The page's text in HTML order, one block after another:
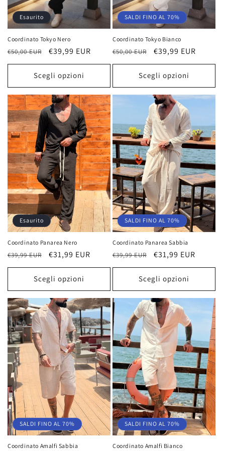
Esaurito
Coordinato Tokyo Nero
Prezzo
di
€50,00 EUR
Prezzo
scontato
€39,99 EUR
Scegli opzioni
SALDI FINO AL 70%
Coordinato Tokyo Bianco
Prezzo
di
€50,00 EUR
Prezzo
scontato
€39,99 EUR
Scegli opzioni
Esaurito
Coordinato Panarea Nero
Prezzo
di
€39,99 EUR
Prezzo
scontato
€31,99 EUR
Scegli opzioni
SALDI FINO AL 70%
Coordinato Panarea Sabbia
Prezzo
di
€39,99 EUR
Prezzo
scontato
€31,99 EUR
Scegli opzioni
SALDI FINO AL 70%
Coordinato Amalfi Sabbia
SALDI FINO AL 70%
Coordinato Amalfi Bianco